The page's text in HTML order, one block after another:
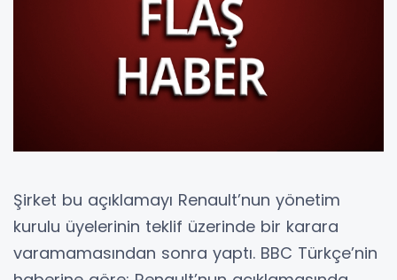
Şirket bu açıklamayı Renault’nun yönetim
kurulu üyelerinin teklif üzerinde bir karara
varamamasından sonra yaptı. BBC Türkçe’nin